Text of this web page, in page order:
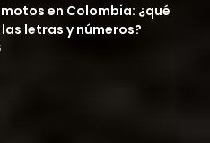
en Colombia: ¿qué
letras y números?